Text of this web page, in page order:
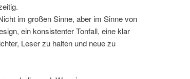
im großen Sinne, aber im Sinne von
ein konsistenter Tonfall, eine klar
Leser zu halten und neue zu